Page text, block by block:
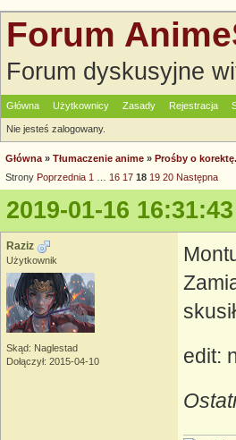
Forum
Forum dyskusyjne
Główna Użytkownicy Zasady Rejestracja
Nie jesteś zalogowany.
Główna » Tłumaczenie anime » Prośby o korektę.
Strony Poprzednia 1 16 17 18 19 20 Następna
2019-01-16 16:31:43
Raziz
Użytkownik
Skąd: Naglestad
Dołączył: 2015-04-10
edit: